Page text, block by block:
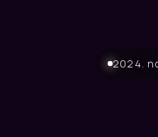
2024.